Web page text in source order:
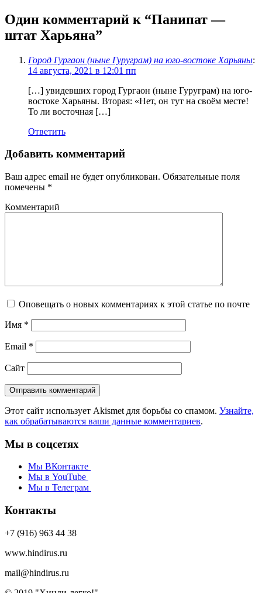
Один комментарий к “Панипат —
штат Харьяна”
Город Гургаон (ныне Гуруграм) на юго-востоке Харьяны:
14 августа, 2021 в 12:01 пп
[…] увидевших город Гургаон (ныне Гуруграм) на юго-
востоке Харьяны. Вторая: «Нет, он тут на своём месте!
То ли восточная […]
Ответить
Добавить комментарий
Ваш адрес email не будет опубликован. Обязательные поля
помечены *
Комментарий
Оповещать о новых комментариях к этой статье по почте
Имя *
Email *
Сайт
Этот сайт использует Akismet для борьбы со спамом. Узнайте,
как обрабатываются ваши данные комментариев.
Мы в соцсетях
Мы ВКонтакте
Мы в YouTube
Мы в Телеграм
Контакты
+7 (916) 963 44 38
www.hindirus.ru
mail@hindirus.ru